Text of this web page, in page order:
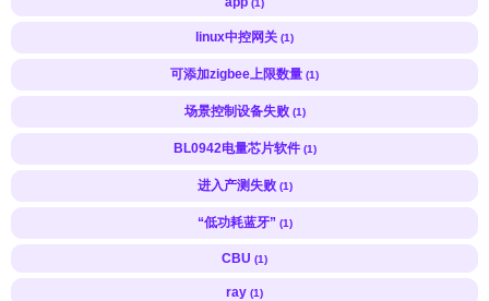
linux中控网关 (1)
可添加zigbee上限数量 (1)
场景控制设备失败 (1)
BL0942电量芯片软件 (1)
进入产测失败 (1)
“低功耗蓝牙” (1)
CBU (1)
ray (1)